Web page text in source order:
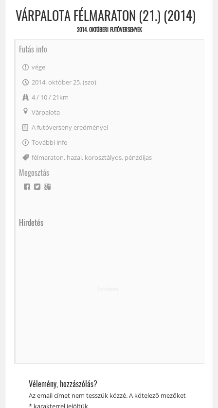
VÁRPALOTA FÉLMARATON (21.) (2014)
2014. OKTÓBERI FUTÓVERSENYEK
Futás info
vége
2014. október 25. (szo)
4 / 10 / 21km
Várpalota
A futóverseny eredményei
További info
Címke
félmaraton, hazai, korosztályos, pénzdíjas
Megosztás
Hirdetés
IV. Ceglédberceli futófesztivál (5-10km) (2020-09-19)
0.4 / 5 / 10km
Ceglédbercel
Vélemény, hozzászólás?
Az email címet nem tesszük közzé.A kötelező mezőket
*karakterrel jelöltük